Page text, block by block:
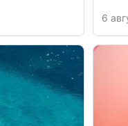
6